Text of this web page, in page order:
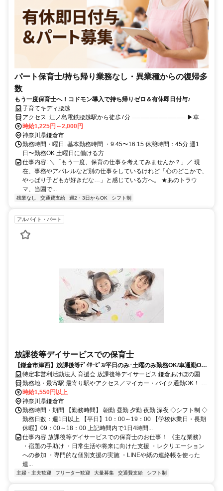
パート保育士/持ち帰り業務なし・異業種からの復帰多
数
もう一度保育士へ！コドモン導入で持ち帰りゼロ＆有休即日付与♪
子育てキディ腰越
アクセス: 江ノ島電鉄腰越駅から徒歩7分 ════════════ ▶車・
バイク通勤OK（無料駐車場あり） ※ガソリン代支給（距離40キロで
最大2万円） ▶交通費実費支給（上限20,000円／月）
時給1,225円～2,000円
神奈川県鎌倉市
勤務時間・曜日: 基本勤務時間 ・9:45〜16:15 休憩時間：45分 週1
日〜勤務OK 土曜日に働ける方
仕事内容: ＼「もう一度、保育の仕事を考えてみませんか？」／ 現
在、事務やアパレルなど別の仕事をしているけれど「心のどこかで、
やっぱり子どもが好きだな…」と感じている方へ。 ★あのトラウ
マ、当園で...
残業なし 交通費支給 週2・3日からOK シフト制
アルバイト・パート
放課後等デイサービスでの保育士
【鎌倉市津西】放課後等ﾃﾞｲｻｰﾋﾞｽ/平日のみ･土曜のみ勤務OK/車通勤OK/
温かい雰囲気の職場です!
特定非営利活動法人 育援会 放課後等デイサービス 鎌倉あけぼの園
勤務地・最寄駅 最寄り駅やアクセス／マイカー・バイク通勤OK！ 江
ノ島電鉄線 鎌倉高校前駅 徒歩10分 湘南モノレール 片瀬山駅 徒歩10
分
時給1,550円以上
神奈川県鎌倉市
勤務時間・期間 【勤務時間】 朝勤 昼勤 夕勤 夜勤 深夜 ◇シフト制 ◇
勤務日数：週1日以上 【平日】10：00～19：00 【学校休業日・長期
休暇】09：00～18：00 上記時間内で1日4時間...
仕事内容 放課後等デイサービスでの保育士のお仕事！ 《主な業務》
・宿題の手助け ・日常生活や将来に向けた支援 ・レクリエーション
への参加 ・専門的な個別支援の実施 ・LINEや紙の連絡帳を使った
連...
主婦・主夫歓迎 フリーター歓迎 大量募集 交通費支給 シフト制